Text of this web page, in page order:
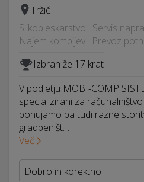
Tržič
Slikopleskarstvo · Servis
Najem kombijev · Prevoz
Izbran že 17 krat
V podjetju MOBI-COMP
specializirani za
ponujamo pa tudi razne
gradbeništ…
Več
Dobro in korektno